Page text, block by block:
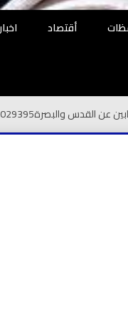
أقتصاد
عن القدس والبصرة